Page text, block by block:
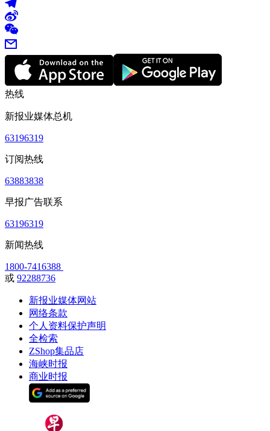
热线
新报业媒体总机
63196319
订阅热线
63883838
早报广告联系
63196319
新闻热线
1800-7416388
或 92288736
新报业媒体网站
网络条款
个人资料保护声明
全检索
ZShop集品店
海峡时报
商业时报